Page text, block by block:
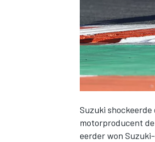
WEC
Suzuki
motorproducent
eerder won